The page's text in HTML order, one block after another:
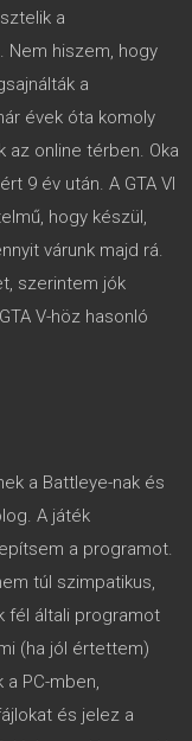
a
Nem hiszem, hogy
a
évek óta komoly
az online térben. Oka
9 év után. A GTA VI
hogy készül,
várunk majd rá.
szerintem jók
V-höz hasonló
a Battleye-nak és
A játék
a programot.
túl szimpatikus,
fél általi programot
(ha jól értettem)
PC-mben,
és jelez a